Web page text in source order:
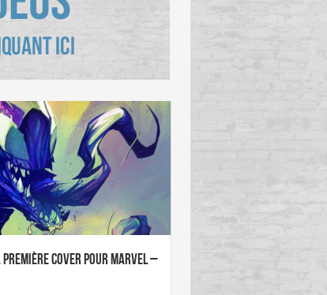
première cover pour Marvel –